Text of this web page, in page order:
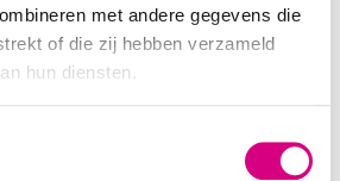
met andere gegevens die
of die zij hebben verzameld
hun diensten.
zeven herhalingen in
Met een reclamebord langs
je doelgroep bereik je die
bovendien voor meetbare